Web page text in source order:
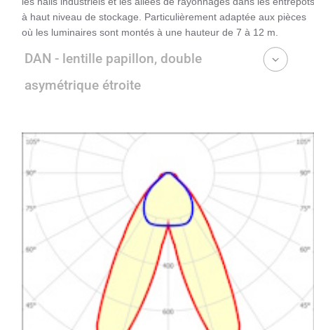
à haut niveau de stockage. Particulièrement adaptée aux pièces
où les luminaires sont montés à une hauteur de 7 à 12 m.
DAN - lentille papillon, double
asymétrique étroite